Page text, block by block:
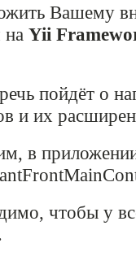
Вашему
Yii
пойдёт о
и их
в
чтобы у